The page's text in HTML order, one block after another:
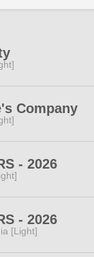
Company
- 2026
- 2026
[Light]